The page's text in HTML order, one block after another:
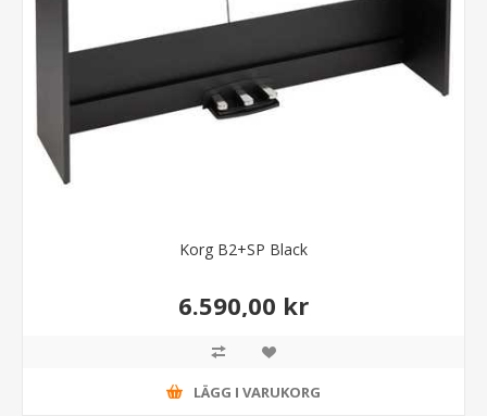
Korg B2+SP Black
6.590,00 kr
LÄGG I VARUKORG